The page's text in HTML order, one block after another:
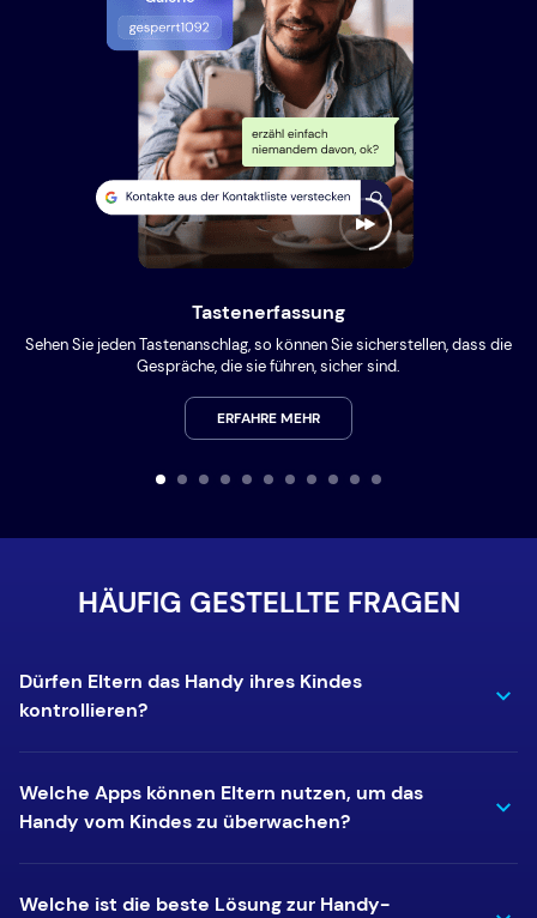
Tastenerfassung
Sehen Sie jeden Tastenanschlag, so können Sie sicherstellen, dass die
Gespräche, die sie führen, sicher sind.
ERFAHRE MEHR
HÄUFIG GESTELLTE FRAGEN
Dürfen Eltern das Handy ihres Kindes
kontrollieren?
Welche Apps können Eltern nutzen, um das
Handy vom Kindes zu überwachen?
Welche ist die beste Lösung zur Handy-